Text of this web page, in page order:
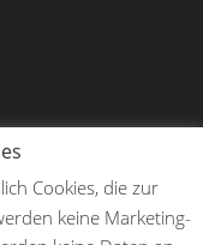
Cookies, die zur
keine Marketing-